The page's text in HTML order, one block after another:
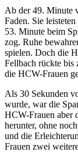
Ab der 49. Minute
Faden. Sie
53. Minute beim
zog. Ruhe
spielen. Doch die
Fellbach rückte bis
die HCW-Frauen
Als 30 Sekunden
wurde, war die
HCW-Frauen aber
herunter, ohne
und die
Frauen zwei